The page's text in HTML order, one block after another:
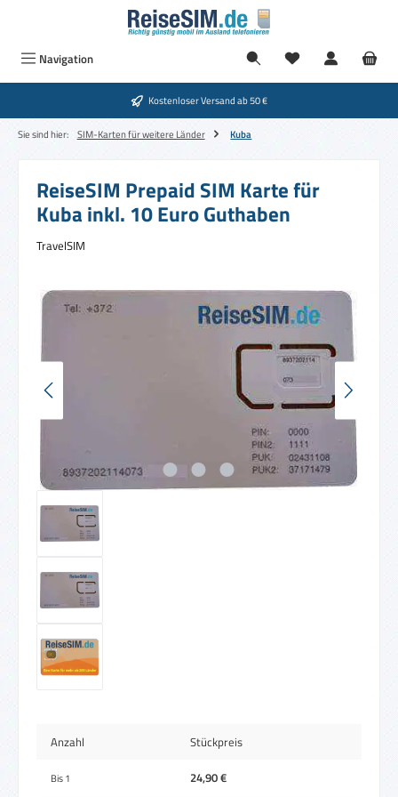
Zum Hauptinhalt springen
Navigation
Kostenloser Versand ab 50 €
Sie sind hier: SIM-Karten für weitere Länder Kuba
ReiseSIM Prepaid SIM Karte für
Kuba inkl. 10 Euro Guthaben
TravelSIM
Bildergalerie überspringen
Anzahl Stückpreis
Bis1 24,90 €